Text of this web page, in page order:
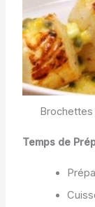
Temps de